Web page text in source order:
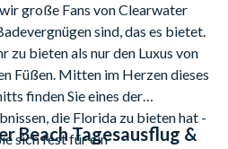
große Fans von Clearwater
sind, das es bietet.
zu bieten als nur den Luxus von
Füßen. Mitten im Herzen dieses
finden Sie eines der
die Florida zu bieten hat -
sich fest für ein
Beach Tagesausflug &